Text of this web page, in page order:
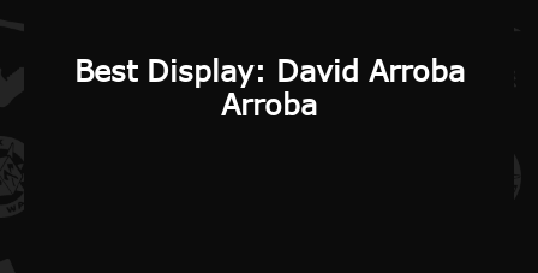
Best Display: David Arroba
Arroba